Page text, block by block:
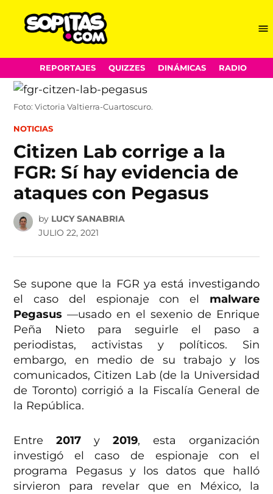
Skip
to
content
REPORTAJES QUIZZES DINÁMICAS RADIO
Foto: Victoria Valtierra-Cuartoscuro.
POSTED
NOTICIAS
Citizen Lab corrige a la
FGR: Sí hay evidencia de
ataques con Pegasus
by LUCY SANABRIA
JULIO 22, 2021
Se supone que la FGR ya está investigando
el caso del espionaje con el malware
Pegasus —usado en el sexenio de Enrique
Peña Nieto para seguirle el paso a
periodistas, activistas y políticos. Sin
embargo, en medio de su trabajo y los
comunicados, Citizen Lab (de la Universidad
de Toronto) corrigió a la Fiscalía General de
la República.
Entre2017y 2019, esta organización
investigó el caso de espionaje con el
programa Pegasus y los datos que halló
sirvieron para revelar que en México, la